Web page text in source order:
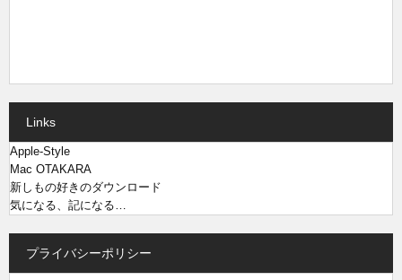
Links
Apple-Style
Mac OTAKARA
新しもの好きのダウンロード
気になる、記になる…
プライバシーポリシー